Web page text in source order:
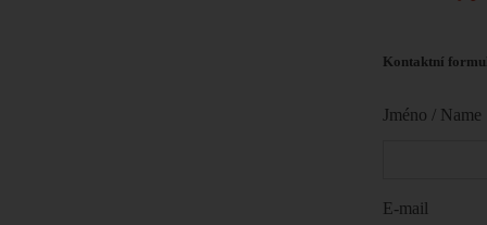
Kontaktní
Jméno / Name
E-mail